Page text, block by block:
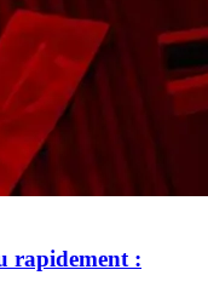
rapidement :